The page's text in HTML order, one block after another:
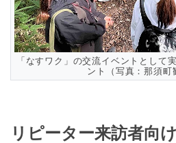
「なすワク」の交流イベントとして
ント（写真：那須町
リピーター来訪者向